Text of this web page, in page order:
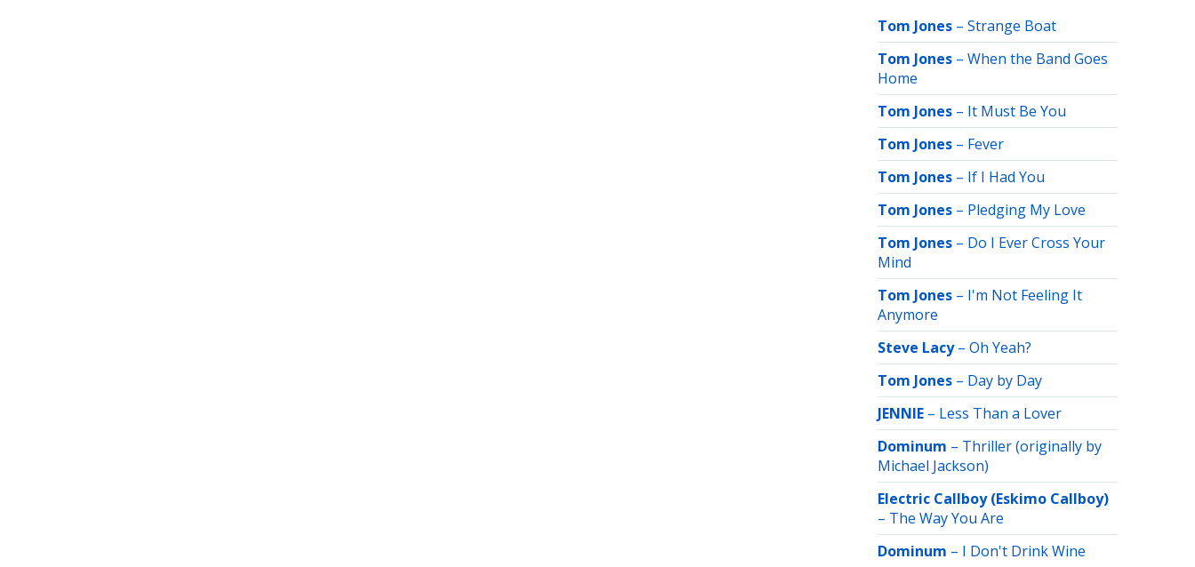
Tom Jones – Strange Boat
Tom Jones – When the Band Goes
Home
Tom Jones – It Must Be You
Tom Jones – Fever
Tom Jones – If I Had You
Tom Jones – Pledging My Love
Tom Jones – Do I Ever Cross Your
Mind
Tom Jones – I'm Not Feeling It
Anymore
Steve Lacy– Oh Yeah?
Tom Jones – Day by Day
JENNIE – Less Than a Lover
Dominum – Thriller (originally by
Michael Jackson)
Electric Callboy (Eskimo Callboy)
– The Way You Are
Dominum – I Don't Drink Wine